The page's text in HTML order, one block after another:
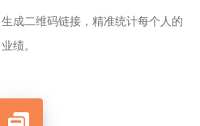
成二维码链接，精准统计每个人的
业绩。